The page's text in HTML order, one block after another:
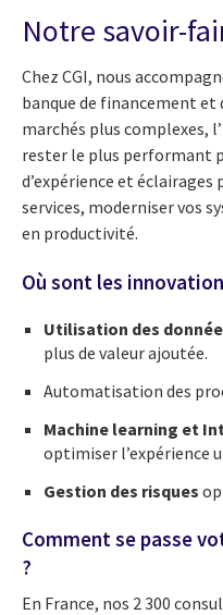
Notre savoir-
Chez CGI, nous
banque de financement et
marchés plus complexes,
rester le plus performant
d’expérience et
services, moderniser vos
en productivité.
Où sont les
Utilisation des
plus de valeur ajoutée.
Automatisation des
Machine learning et
optimiser l’expérience
Gestion des risques
Comment se passe
?
En France, nos 2 300